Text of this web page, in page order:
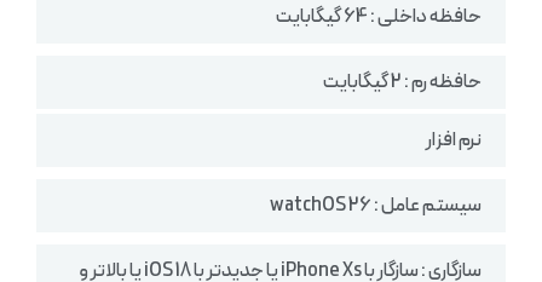
حافظه داخلی : 64 گیگابایت
حافظه رم : 2 گیگابایت
نرم افزار
سیستم عامل : watchOS 26
سازگاری : سازگار با iPhone Xs یا جدیدتر با iOS 18 یا بالاتر و